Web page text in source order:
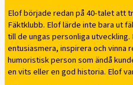
Elof började redan på 40-talet att
Fäktklubb. Elof lärde inte bara ut
till de ungas personliga
entusiasmera, inspirera och vinna
humoristisk person som ändå
en vits eller en god historia. Elof